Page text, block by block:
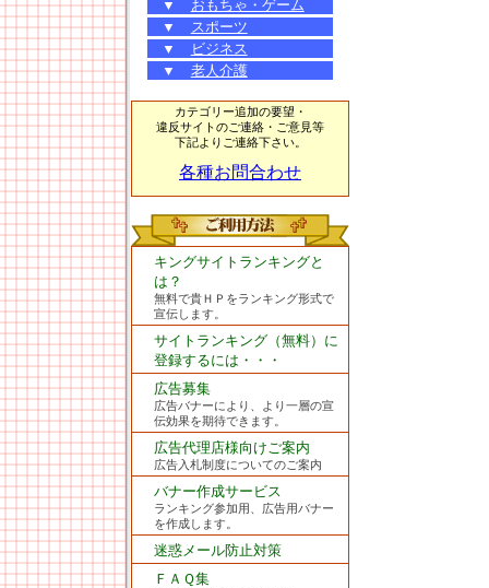
▼
おもちゃ・ゲーム
▼
スポーツ
▼
ビジネス
▼
老人介護
カテゴリー追加の要望・
違反サイトのご連絡・ご意見等
下記よりご連絡下さい。
各種お問合わせ
キングサイトランキングと
は？
無料で貴ＨＰをランキング形式で
宣伝します。
サイトランキング（無料）に
登録するには・・・
広告募集
広告バナーにより、より一層の宣
伝効果を期待できます。
広告代理店様向けご案内
広告入札制度についてのご案内
バナー作成サービス
ランキング参加用、広告用バナー
を作成します。
迷惑メール防止対策
ＦＡＱ集